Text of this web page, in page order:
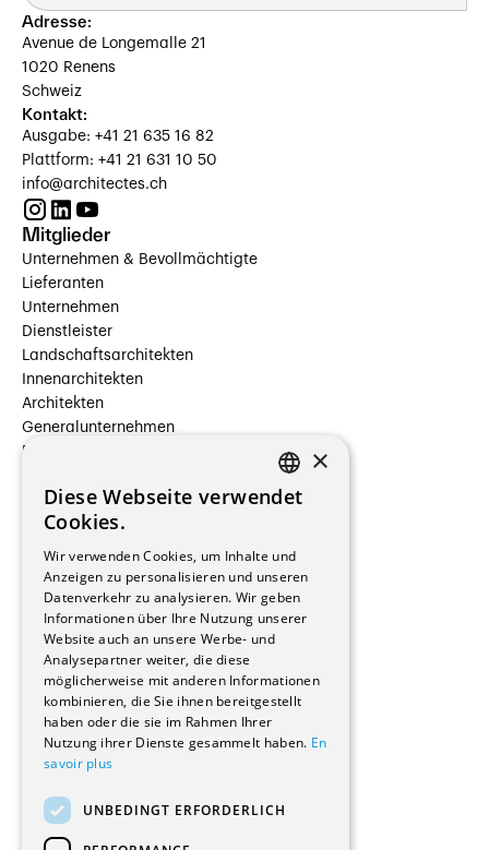
Adresse:
Avenue de Longemalle 21
1020 Renens
Schweiz
Kontakt:
Ausgabe: +41 21 635 16 82
Plattform: +41 21 631 10 50
info@architectes.ch
Mitglieder
Unternehmen & Bevollmächtigte
Lieferanten
Unternehmen
Dienstleister
Landschaftsarchitekten
Innenarchitekten
Architekten
Generalunternehmen
Beauftragte Unternehmen
Hersteller/Lieferanten
Bauherrschaften
Immobilienverwaltungsgesellschaften
Stockwerkeigentum
Reportagen
Wohnungen
Renovierungen
Innere Umbauten
Gastgewerbe und Tourismus
Verwaltungsgebäude und Geschäfte
Schuleinrichtungen
Medizinische Einrichtungen
Kultur - Sport - Freizeit
Industrie - Handwerk
FRENCH
×
Diese Webseite verwendet
Cookies.
Wir verwenden Cookies, um Inhalte und
Anzeigen zu personalisieren und unseren
Datenverkehr zu analysieren. Wir geben
Informationen über Ihre Nutzung unserer
Website auch an unsere Werbe- und
Analysepartner weiter, die diese
möglicherweise mit anderen Informationen
kombinieren, die Sie ihnen bereitgestellt
haben oder die sie im Rahmen Ihrer
Nutzung ihrer Dienste gesammelt haben. En
savoir plus
UNBEDINGT ERFORDERLICH